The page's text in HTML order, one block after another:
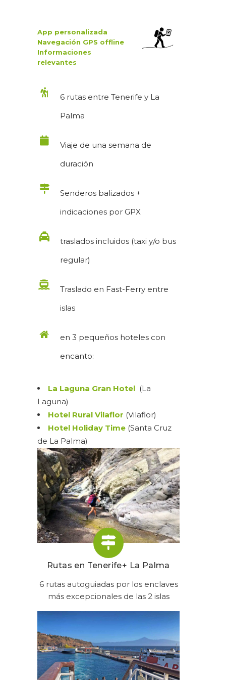
App personalizada
Navegación GPS offline
Informaciones
relevantes
6 rutas entre Tenerife y La
Palma
Viaje de una semana de
duración
Senderos balizados +
indicaciones por GPX
traslados incluidos (taxi y/o bus
regular)
Traslado en Fast-Ferry entre
islas
en 3 pequeños hoteles con
encanto:
La Laguna Gran Hotel (La
Laguna)
Hotel Rural Vilaflor (Vilaflor)
Hotel Holiday Time (Santa Cruz
de La Palma)
Rutas en Tenerife+ La Palma
6 rutas autoguiadas por los enclaves
más excepcionales de las 2 islas